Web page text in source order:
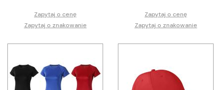
Zapytaj o cenę
Zapytaj o znakowanie
Zapytaj o cenę
Zapytaj o znakowanie